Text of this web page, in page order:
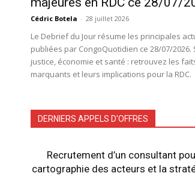
Cédric Botela - 28 juillet 2026
Le Debrief du Jour résume les principales
publiées par CongoQuotidien ce 28/07/2026.
justice, économie et santé : retrouvez les
marquants et leurs implications pour la RDC.
DERNIERS APPELS D'OFFRES
Recrutement d’un consultant
cartographie des acteurs et la